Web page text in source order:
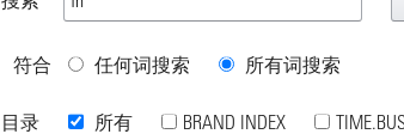
符合 任何词搜索 所有词搜索
目录 所有 BRAND INDEX